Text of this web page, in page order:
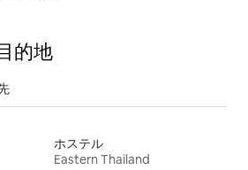
的⁠地
ホステル
Eastern Thailand